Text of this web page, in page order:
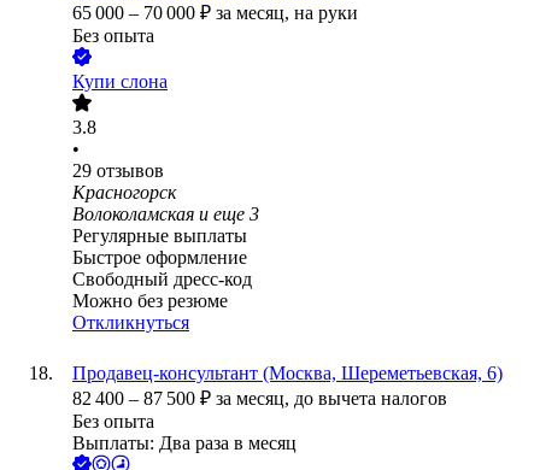
65 000 – 70 000 ₽ за месяц, на руки
Без опыта
Купи слона
3.8
•
29 отзывов
Красногорск
Волоколамская и еще 3
Регулярные выплаты
Быстрое оформление
Свободный дресс-код
Можно без резюме
Откликнуться
Продавец-консультант (Москва, Шереметьевская, 6)
82 400 – 87 500 ₽ за месяц, до вычета налогов
Без опыта
Выплаты: Два раза в месяц